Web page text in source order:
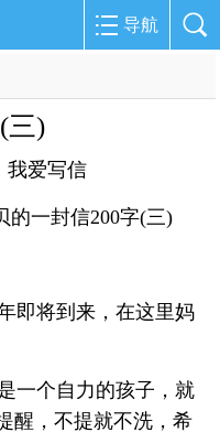
导航
三)
我爱写信
的一封信200字(三)
即将到来，在这里妈
一个自力的孩子，就
醒，不提就不洗，希